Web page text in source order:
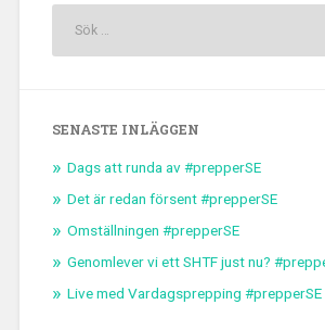
SENASTE INLÄGGEN
Dags att runda av #prepperSE
Det är redan försent #prepperSE
Omställningen #prepperSE
Genomlever vi ett SHTF just nu?
Live med Vardagsprepping #prepperSE